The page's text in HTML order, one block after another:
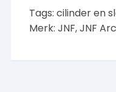
Tags:cilinder en
Merk:JNF,JNF